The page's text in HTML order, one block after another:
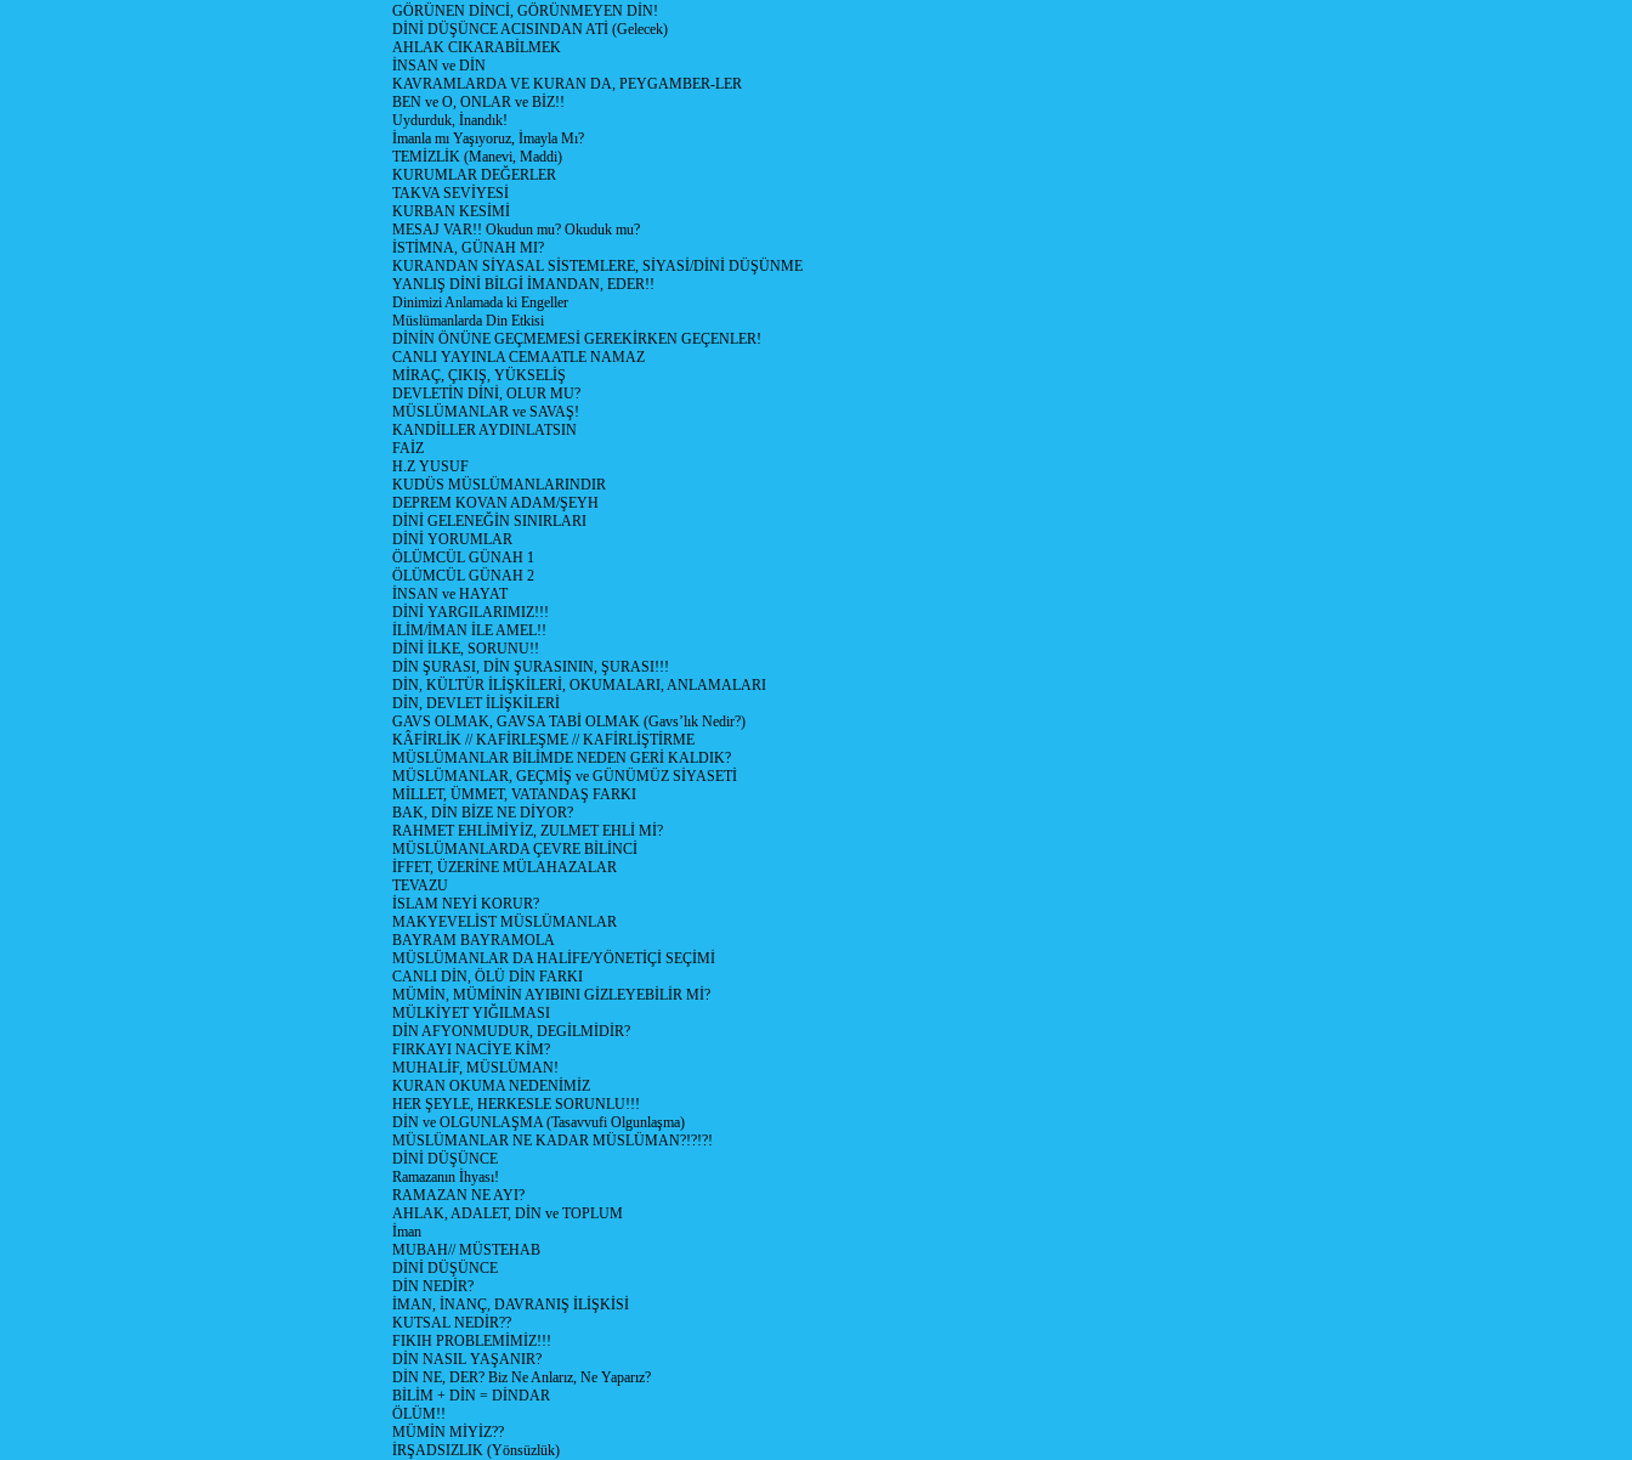
GÖRÜNEN DİNCİ, GÖRÜNMEYEN DİN!
DİNİ DÜŞÜNCE ACISINDAN ATİ (Gelecek)
AHLAK CIKARABİLMEK
İNSAN ve DİN
KAVRAMLARDA VE KURAN DA, PEYGAMBER-LER
BEN ve O, ONLAR ve BİZ!!
Uydurduk, İnandık!
İmanla mı Yaşıyoruz, İmayla Mı?
TEMİZLİK (Manevi, Maddi)
KURUMLAR DEĞERLER
TAKVA SEVİYESİ
KURBAN KESİMİ
MESAJ VAR!! Okudun mu? Okuduk mu?
İSTİMNA, GÜNAH MI?
KURANDAN SİYASAL SİSTEMLERE, SİYASİ/DİNİ DÜŞÜNME
YANLIŞ DİNİ BİLGİ İMANDAN, EDER!!
Dinimizi Anlamada ki Engeller
Müslümanlarda Din Etkisi
DİNİN ÖNÜNE GEÇMEMESİ GEREKİRKEN GEÇENLER!
CANLI YAYINLA CEMAATLE NAMAZ
MİRAÇ, ÇIKIŞ, YÜKSELİŞ
DEVLETİN DİNİ, OLUR MU?
MÜSLÜMANLAR ve SAVAŞ!
KANDİLLER AYDINLATSIN
FAİZ
H.Z YUSUF
KUDÜS MÜSLÜMANLARINDIR
DEPREM KOVAN ADAM/ŞEYH
DİNİ GELENEĞİN SINIRLARI
DİNİ YORUMLAR
ÖLÜMCÜL GÜNAH 1
ÖLÜMCÜL GÜNAH 2
İNSAN ve HAYAT
DİNİ YARGILARIMIZ!!!
İLİM/İMAN İLE AMEL!!
DİNİ İLKE, SORUNU!!
DİN ŞURASI, DİN ŞURASININ, ŞURASI!!!
DİN, KÜLTÜR İLİŞKİLERİ, OKUMALARI, ANLAMALARI
DİN, DEVLET İLİŞKİLERİ
GAVS OLMAK, GAVSA TABİ OLMAK (Gavs’lık Nedir?)
KÂFİRLİK // KAFİRLEŞME // KAFİRLİŞTİRME
MÜSLÜMANLAR BİLİMDE NEDEN GERİ KALDIK?
MÜSLÜMANLAR, GEÇMİŞ ve GÜNÜMÜZ SİYASETİ
MİLLET, ÜMMET, VATANDAŞ FARKI
BAK, DİN BİZE NE DİYOR?
RAHMET EHLİMİYİZ, ZULMET EHLİ Mİ?
MÜSLÜMANLARDA ÇEVRE BİLİNCİ
İFFET, ÜZERİNE MÜLAHAZALAR
TEVAZU
İSLAM NEYİ KORUR?
MAKYEVELİST MÜSLÜMANLAR
BAYRAM BAYRAMOLA
MÜSLÜMANLAR DA HALİFE/YÖNETİÇİ SEÇİMİ
CANLI DİN, ÖLÜ DİN FARKI
MÜMİN, MÜMİNİN AYIBINI GİZLEYEBİLİR Mİ?
MÜLKİYET YIĞILMASI
DİN AFYONMUDUR, DEGİLMİDİR?
FIRKAYI NACİYE KİM?
MUHALİF, MÜSLÜMAN!
KURAN OKUMA NEDENİMİZ
HER ŞEYLE, HERKESLE SORUNLU!!!
DİN ve OLGUNLAŞMA (Tasavvufi Olgunlaşma)
MÜSLÜMANLAR NE KADAR MÜSLÜMAN?!?!?!
DİNİ DÜŞÜNCE
Ramazanın İhyası!
RAMAZAN NE AYI?
AHLAK, ADALET, DİN ve TOPLUM
İman
MUBAH// MÜSTEHAB
DİNİ DÜŞÜNCE
DİN NEDİR?
İMAN, İNANÇ, DAVRANIŞ İLİŞKİSİ
KUTSAL NEDİR??
FIKIH PROBLEMİMİZ!!!
DİN NASIL YAŞANIR?
DİN NE, DER? Biz Ne Anlarız, Ne Yaparız?
BİLİM + DİN = DİNDAR
ÖLÜM!!
MÜMİN MİYİZ??
İRŞADSIZLIK (Yönsüzlük)